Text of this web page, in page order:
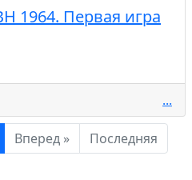
1964. Первая игра
...
Вперед » Последняя